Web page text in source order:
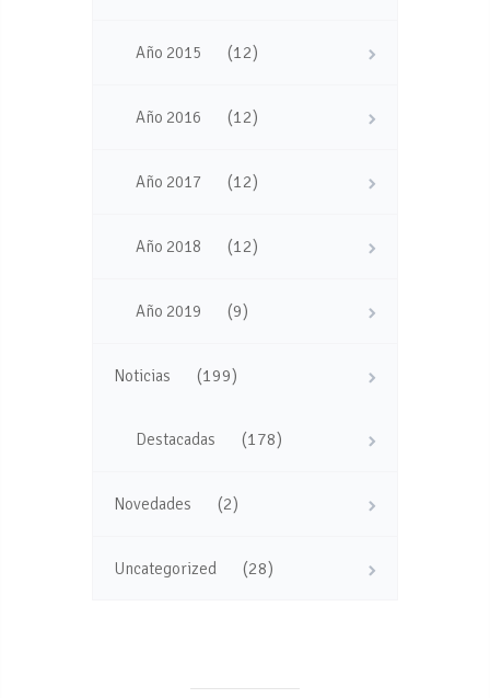
Año 2015 (12)
Año 2016 (12)
Año 2017 (12)
Año 2018 (12)
Año 2019 (9)
Noticias (199)
Destacadas (178)
Novedades (2)
Uncategorized (28)